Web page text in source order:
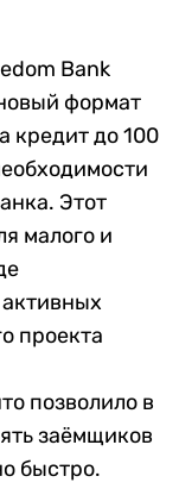
Bank
формат
кредит до 100
Этот
малого и
проекта
позволило в
заёмщиков
быстро.